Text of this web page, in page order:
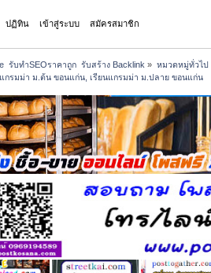
ปฏิทิน เข้าสู่ระบบ สมัครสมาชิก
รับทำSEOราคาถูก  รับสร้าง Backlink » หมวดหมู่ทั่วไป
รมม่า ม.ต้น ขอนแก่น, เรียนแกรมม่า ม.ปลาย ขอนแก่น